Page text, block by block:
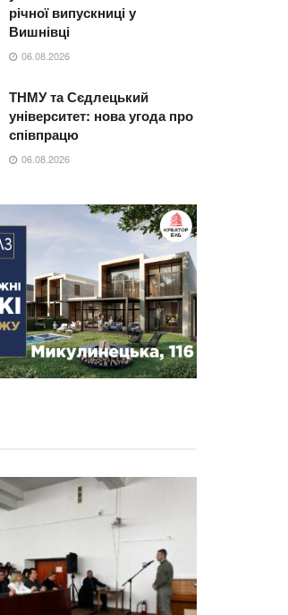
річної випускниці у
Вишнівці
06.08.2026
ТНМУ та Сєдлецький
університет: нова угода про
співпрацю
06.08.2026